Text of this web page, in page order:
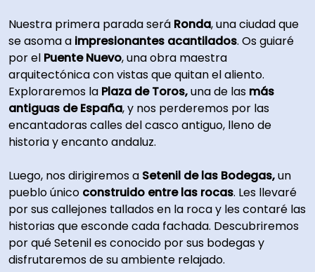
Nuestra primera parada será Ronda, una ciudad que
se asoma a impresionantes acantilados. Os guiaré
por el Puente Nuevo, una obra maestra
arquitectónica con vistas que quitan el aliento.
Exploraremos la Plaza de Toros,una de las más
antiguas de España, y nos perderemos por las
encantadoras calles del casco antiguo, lleno de
historia y encanto andaluz.
Luego, nos dirigiremos a Setenil de las Bodegas,un
pueblo único construido entre las rocas. Les llevaré
por sus callejones tallados en la roca y les contaré las
historias que esconde cada fachada. Descubriremos
por qué Setenil es conocido por sus bodegas y
disfrutaremos de su ambiente relajado.